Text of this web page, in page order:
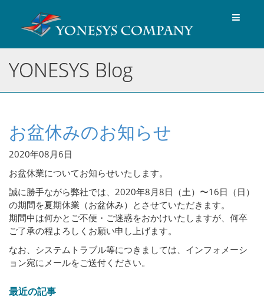
Toggle
YONESYS Blog
お盆休みのお知らせ
2020年08月6日
お盆休業についてお知らせいたします。
誠に勝手ながら弊社では、2020年8月8日（土）〜16日（日）
の期間を夏期休業（お盆休み）とさせていただきます。
期間中は何かとご不便・ご迷惑をおかけいたしますが、何卒
ご了承の程よろしくお願い申し上げます。
なお、システムトラブル等につきましては、インフォメーシ
ョン宛にメールをご送付ください。
最近の記事